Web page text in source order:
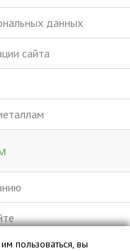
данных
сайта
пользоваться, вы